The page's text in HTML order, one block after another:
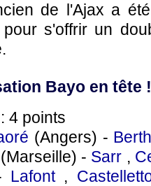
de l'Ajax a
s'offrir un
Bayo en tête !
4 points
(Angers) -
- Sarr ,
Lafont,